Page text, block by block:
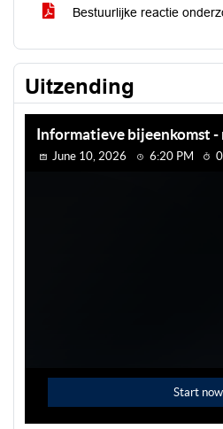
Bestuurlijke reactie
Uitzending